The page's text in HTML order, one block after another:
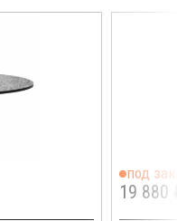
под
19 880